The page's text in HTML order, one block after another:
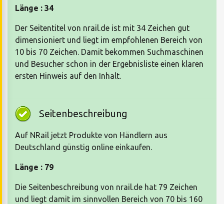
Länge : 34
Der Seitentitel von nrail.de ist mit 34 Zeichen gut
dimensioniert und liegt im empfohlenen Bereich von
10 bis 70 Zeichen. Damit bekommen Suchmaschinen
und Besucher schon in der Ergebnisliste einen klaren
ersten Hinweis auf den Inhalt.
Seitenbeschreibung
Auf NRail jetzt Produkte von Händlern aus
Deutschland günstig online einkaufen.
Länge : 79
Die Seitenbeschreibung von nrail.de hat 79 Zeichen
und liegt damit im sinnvollen Bereich von 70 bis 160